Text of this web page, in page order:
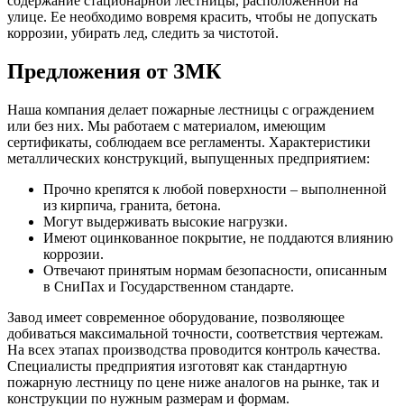
улице. Ее необходимо вовремя красить, чтобы не допускать
коррозии, убирать лед, следить за чистотой.
Предложения от ЗМК
Наша компания делает пожарные лестницы с ограждением
или без них. Мы работаем с материалом, имеющим
сертификаты, соблюдаем все регламенты. Характеристики
металлических конструкций, выпущенных предприятием:
Прочно крепятся к любой поверхности – выполненной
из кирпича, гранита, бетона.
Могут выдерживать высокие нагрузки.
Имеют оцинкованное покрытие, не поддаются влиянию
коррозии.
Отвечают принятым нормам безопасности, описанным
в СниПах и Государственном стандарте.
Завод имеет современное оборудование, позволяющее
добиваться максимальной точности, соответствия чертежам.
На всех этапах производства проводится контроль качества.
Специалисты предприятия изготовят как стандартную
пожарную лестницу по цене ниже аналогов на рынке, так и
конструкции по нужным размерам и формам.